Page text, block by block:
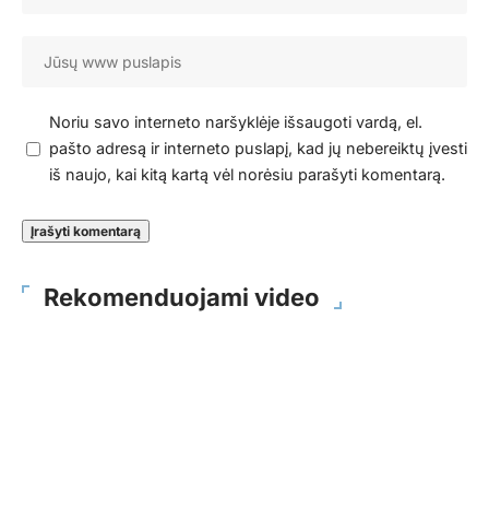
Noriu savo interneto naršyklėje išsaugoti vardą, el.
pašto adresą ir interneto puslapį, kad jų nebereiktų įvesti
iš naujo, kai kitą kartą vėl norėsiu parašyti komentarą.
Rekomenduojami video